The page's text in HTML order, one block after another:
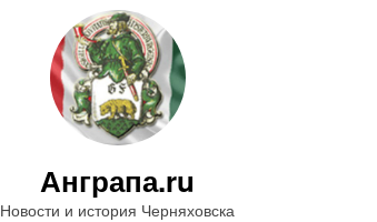
Анграпа.ru
Новости и история Черняховска